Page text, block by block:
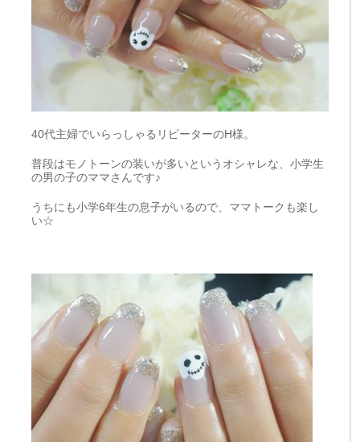
40代主婦でいらっしゃるリピーターのH様。
普段はモノトーンの装いが多いというオシャレな、小学生
の男の子のママさんです♪
うちにも小学6年生の息子がいるので、ママトークも楽し
い☆